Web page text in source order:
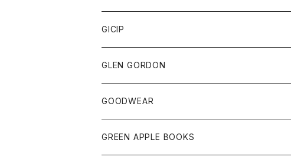
ボトム
パーカー
グッズ
ネクタイ
チーフ
トップス
シャツ
タンクトップ
ボトム
ショートパンツ
レディース
靴
サンダル
GICIP
トップス
Tシャツ
GLEN GORDON
グッズ
手袋
GOODWEAR
トップス
GREEN APPLE BOOKS